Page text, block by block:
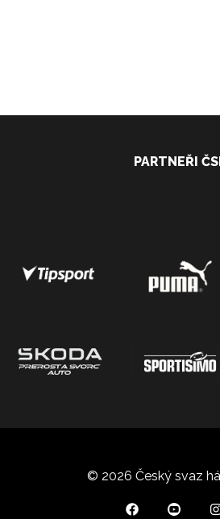
PARTNEŘI
© 2026 Český svaz